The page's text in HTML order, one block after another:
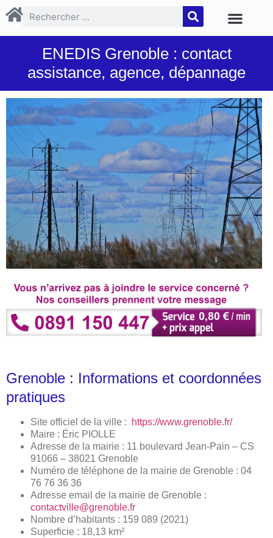
ENEDIS Grenoble : contact
assistance, agence, dépannage
Grenoble : Informations et coordonnées
pratiques
Site officiel de la ville :
https://www.grenoble.fr/
Maire : Éric PIOLLE
Adresse de la mairie : 11 boulevard Jean-Pain – CS
91066 – 38021 Grenoble
Numéro de téléphone de la mairie de Grenoble : 04
76 76 36 36
Adresse email de la mairie de Grenoble :
contactville@grenoble.fr
Nombre d’habitants : 159 089 (2021)
Superficie : 18,13 km²